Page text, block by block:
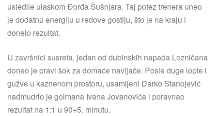
usledile ulaskom Đorđa Šušnjara. Taj potez trenera uneo
je dodatnu energiju u redove gostiju, što je na kraju i
donelo rezultat.
U završnici susreta, jedan od dubinskih napada Lozničana
doneo je pravi šok za domaće navijače. Posle duge lopte i
gužve u kaznenom prostoru, usamljeni Darko Stanojević
nadmudrio je golmana Ivana Jovanovića i poravnao
rezultat na 1:1 u 90+5. minutu.